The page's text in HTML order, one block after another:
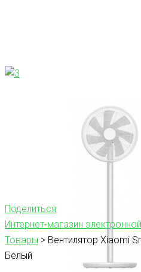
Поделиться
Интернет-магазин
Товары > Вентилятор Xiaomi
Белый